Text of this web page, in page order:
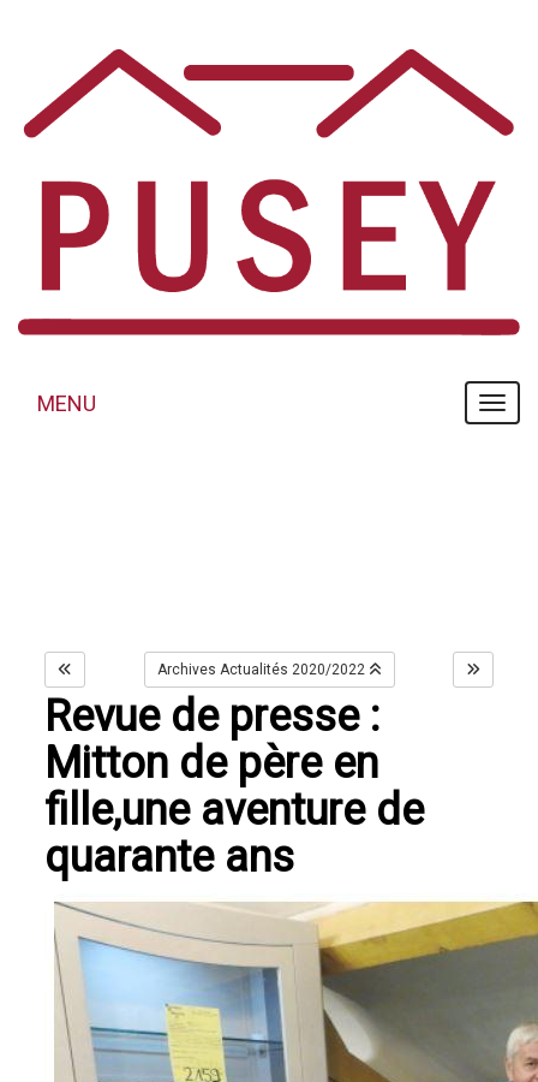
MENU
MENU
Archives Actualités 2020/2022
Revue de presse :
Mitton de père en
fille,une aventure de
quarante ans